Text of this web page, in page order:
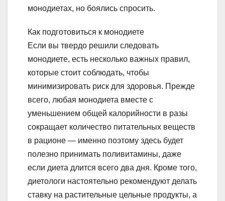
монодиетах, но боялись спросить.
Как подготовиться к монодиете
Если вы твердо решили следовать
монодиете, есть несколько важных правил,
которые стоит соблюдать, чтобы
минимизировать риск для здоровья. Прежде
всего, любая монодиета вместе с
уменьшением общей калорийности в разы
сокращает количество питательных веществ
в рационе — именно поэтому здесь будет
полезно принимать поливитамины, даже
если диета длится всего два дня. Кроме того,
диетологи настоятельно рекомендуют делать
ставку на растительные цельные продукты, а